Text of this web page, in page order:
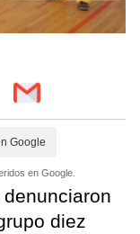
Google
en Google.
diez